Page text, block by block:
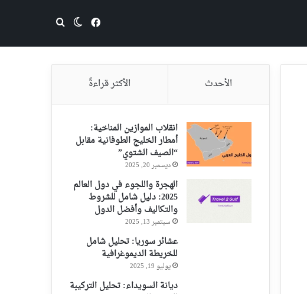
فيسبوكالوضع المظلم
بحث عن
الأحدث الأكثر قراءةً
انقلاب الموازين المناخية:
أمطار الخليج الطوفانية مقابل
“الصيف الشتوي”
ديسمبر 20, 2025
الهجرة واللجوء في دول العالم
2025: دليل شامل للشروط
والتكاليف وأفضل الدول
سبتمبر 13, 2025
عشائر سوريا: تحليل شامل
للخريطة الديموغرافية
يوليو 19, 2025
ديانة السويداء: تحليل التركيبة